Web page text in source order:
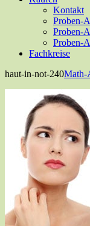
Kontakt
Proben-
Proben-
Proben-
Fachkreise
haut-in-not-240Math-